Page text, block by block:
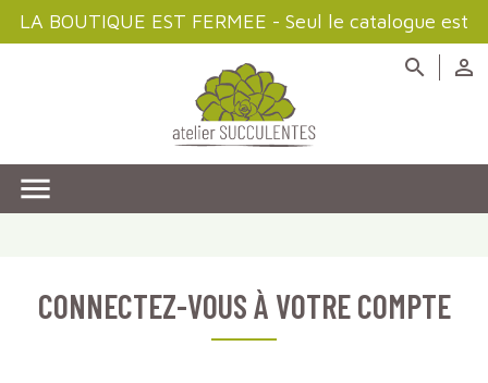
LA BOUTIQUE EST FERMEE - Seul le catalogue est
disponible à la consultation



CONNECTEZ-VOUS À VOTRE COMPTE